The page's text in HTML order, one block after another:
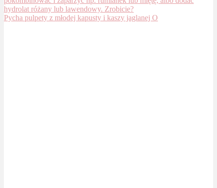
Pycha pulpety z młodej kapusty i kaszy jaglanej O